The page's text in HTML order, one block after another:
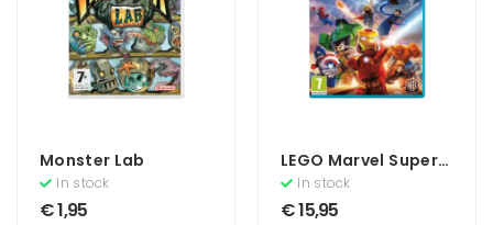
Monster Lab
In stock
€1,95
LEGO Marvel Super
Heroes
In stock
€15,95